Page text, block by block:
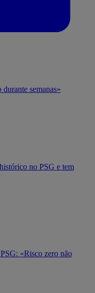
semanas»
no PSG e tem
«Risco zero não